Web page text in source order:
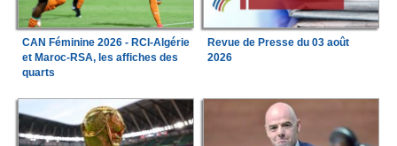
CAN Féminine 2026 - RCI-Algérie
et Maroc-RSA, les affiches des
quarts
Revue de Presse du 03 août
2026